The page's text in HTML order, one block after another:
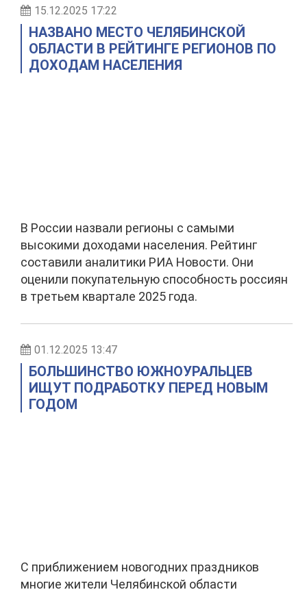
15.12.2025 17:22
НАЗВАНО МЕСТО ЧЕЛЯБИНСКОЙ
ОБЛАСТИ В РЕЙТИНГЕ РЕГИОНОВ ПО
ДОХОДАМ НАСЕЛЕНИЯ
В России назвали регионы с самыми
высокими доходами населения. Рейтинг
составили аналитики РИА Новости. Они
оценили покупательную способность россиян
в третьем квартале 2025 года.
01.12.2025 13:47
БОЛЬШИНСТВО ЮЖНОУРАЛЬЦЕВ
ИЩУТ ПОДРАБОТКУ ПЕРЕД НОВЫМ
ГОДОМ
С приближением новогодних праздников
многие жители Челябинской области